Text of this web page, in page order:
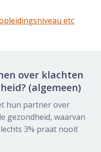
etc
over klachten
(algemeen)
hun partner over
gezondheid, waarvan
3% praat nooit